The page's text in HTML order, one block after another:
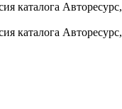
каталога Авторесурс,
каталога Авторесурс,